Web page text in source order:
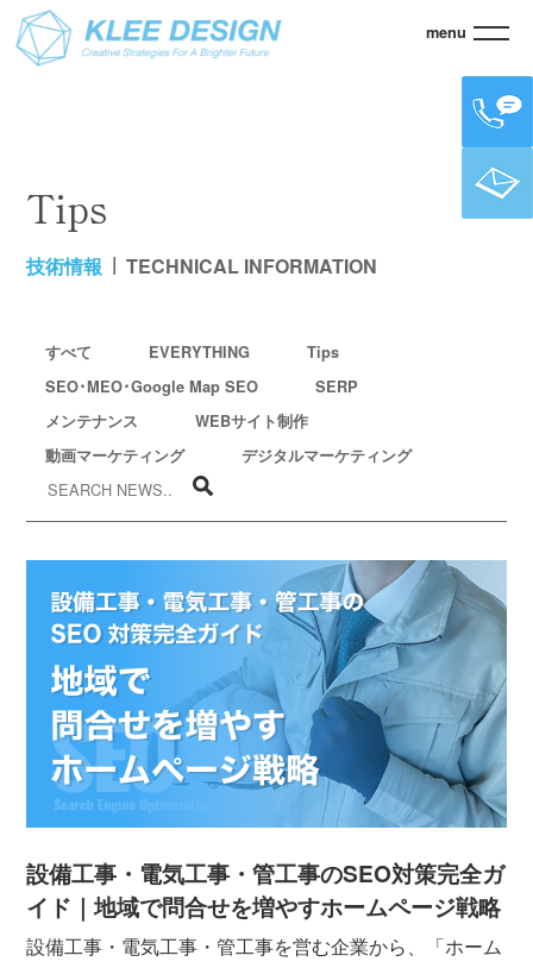
menu
技術情報
Tips
技術情報 TECHNICAL INFORMATION
すべて EVERYTHING
Tips
SEO･MEO･Google Map SEO
SERP
メンテナンス
WEBサイト制作
動画マーケティング
デジタルマーケティング
設備工事・電気工事・管工事のSEO対策完全ガ
イド｜地域で問合せを増やすホームページ戦略
設備工事・電気工事・管工事を営む企業から、「ホーム